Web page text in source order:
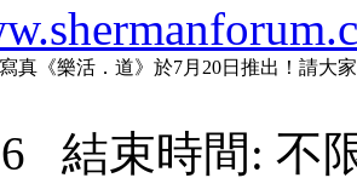
真《樂活．道》於7月20日推出！請大
結束時間: 不